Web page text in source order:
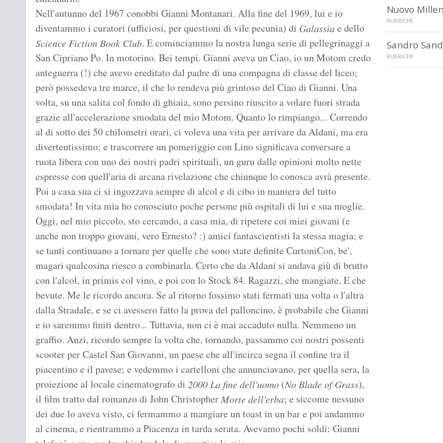
Nell'autunno del 1967 conobbi Gianni Montanari. Alla fine del 1969, lui e io
diventammo i curatori (ufficiosi, per questioni di vile pecunia) di Galassiae dello
Science Fiction Book Club. E cominciammo la nostra lunga serie di pellegrinaggi a
San Cipriano Po. In motorino. Bei tempi. Gianni aveva un Ciao, io un Motom credo
anteguerra (!) che avevo ereditato dal padre di una compagna di classe del liceo;
però possedeva tre marce, il che lo rendeva più grintoso del Ciao di Gianni. Una
volta, su una salita col fondo di ghiaia, sono persino riuscito a volare fuori strada
grazie all'accelerazione smodata del mio Motom. Quanto lo rimpiango... Correndo
al di sotto dei 50 chilometri orari, ci voleva una vita per arrivare da Aldani, ma era
divertentissimo; e trascorrere un pomeriggio con Lino significava conversare a
ruota libera con uno dei nostri padri spirituali, un guru dalle opinioni molto nette
espresse con quell'aria di arcana rivelazione che chiunque lo conosca avrà presente.
Poi a casa sua ci si ingozzava sempre di alcol e di cibo in maniera del tutto
smodata! In vita mia ho conosciuto poche persone più ospitali di lui e sua moglie.
Oggi, nel mio piccolo, sto cercando, a casa mia, di ripetere coi miei giovani (e
anche non troppo giovani, vero Ernesto? :) amici fantascientisti la stessa magia; e
se tanti continuano a tornare per quelle che sono state definite CurtoniCon, be',
magari qualcosina riesco a combinarla. Certo che da Aldani si andava giù di brutto
con l'alcol, in primis col vino, e poi con lo Stock 84. Ragazzi, che mangiate. E che
bevute. Me le ricordo ancora. Se al ritorno fossimo stati fermati una volta o l'altra
dalla Stradale, e se ci avessero fatto la prova del palloncino, è probabile che Gianni
e io saremmo finiti dentro... Tuttavia, non ci è mai accaduto nulla. Nemmeno un
graffio. Anzi, ricordo sempre la volta che, tornando, passammo coi nostri possenti
scooter per Castel San Giovanni, un paese che all'incirca segna il confine tra il
piacentino e il pavese; e vedemmo i cartelloni che annunciavano, per quella sera, la
proiezione al locale cinematografo di 2000 La fine dell'uomo (No Blade of Grass),
il film tratto dal romanzo di John ChristopherMorte dell'erba; e siccome nessuno
dei due lo aveva visto, ci fermammo a mangiare un toast in un bar e poi andammo
al cinema, e rientrammo a Piacenza in tarda serata. Avevamo pochi soldi: Gianni
Nuovo
RUBRICHE
Sandro
RUBRICHE